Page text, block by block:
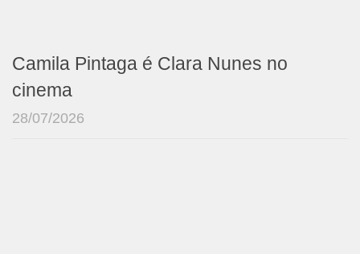
Camila Pintaga é Clara Nunes no
cinema
28/07/2026